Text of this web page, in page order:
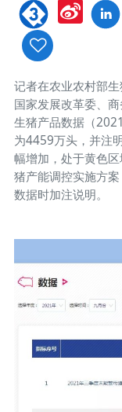
Sina
Weibo
记者在农业农村部生
国家发展改革委、
生猪产品数据（
为4459万头，并注
幅增加，处于黄色
猪产能调控实施方
数据时加注说明。